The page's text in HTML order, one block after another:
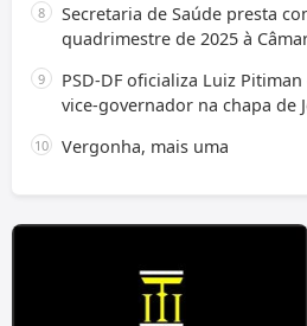
Secretaria de Saúde presta
quadrimestre de 2025 à
PSD-DF oficializa Luiz
vice-governador na chapa de
Vergonha, mais uma